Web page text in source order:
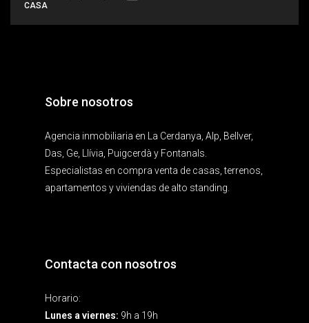
CASA
Sobre nosotros
Agencia inmobiliaria en La Cerdanya, Alp, Bellver,
Das, Ge, Llívia, Puigcerdà y Fontanals.
Especialistas en compra venta de casas, terrenos,
apartamentos y viviendas de alto standing.
Contacta con nosotros
Horario:
Lunes a viernes: 9h a 19h